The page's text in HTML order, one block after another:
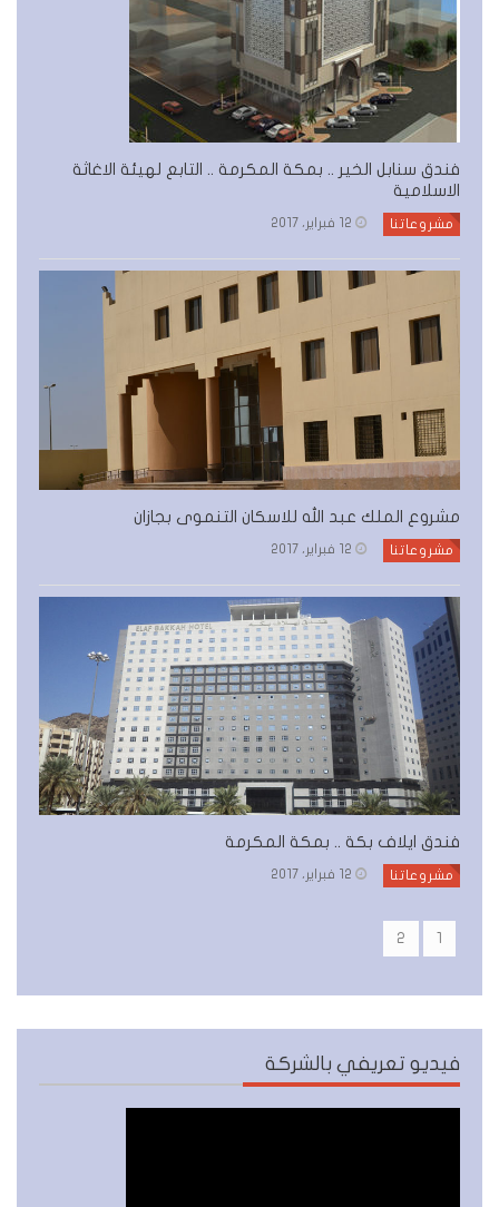
فندق سنابل الخير .. بمكة المكرمة .. التابع لهيئة الاغاثة
الاسلامية
مشروعاتنا 12 فبراير، 2017
مشروع الملك عبد الله للاسكان التنموى بجازان
مشروعاتنا 12 فبراير، 2017
فندق ايلاف بكة .. بمكة المكرمة
مشروعاتنا 12 فبراير، 2017
1
2
فيديو تعريفي بالشركة